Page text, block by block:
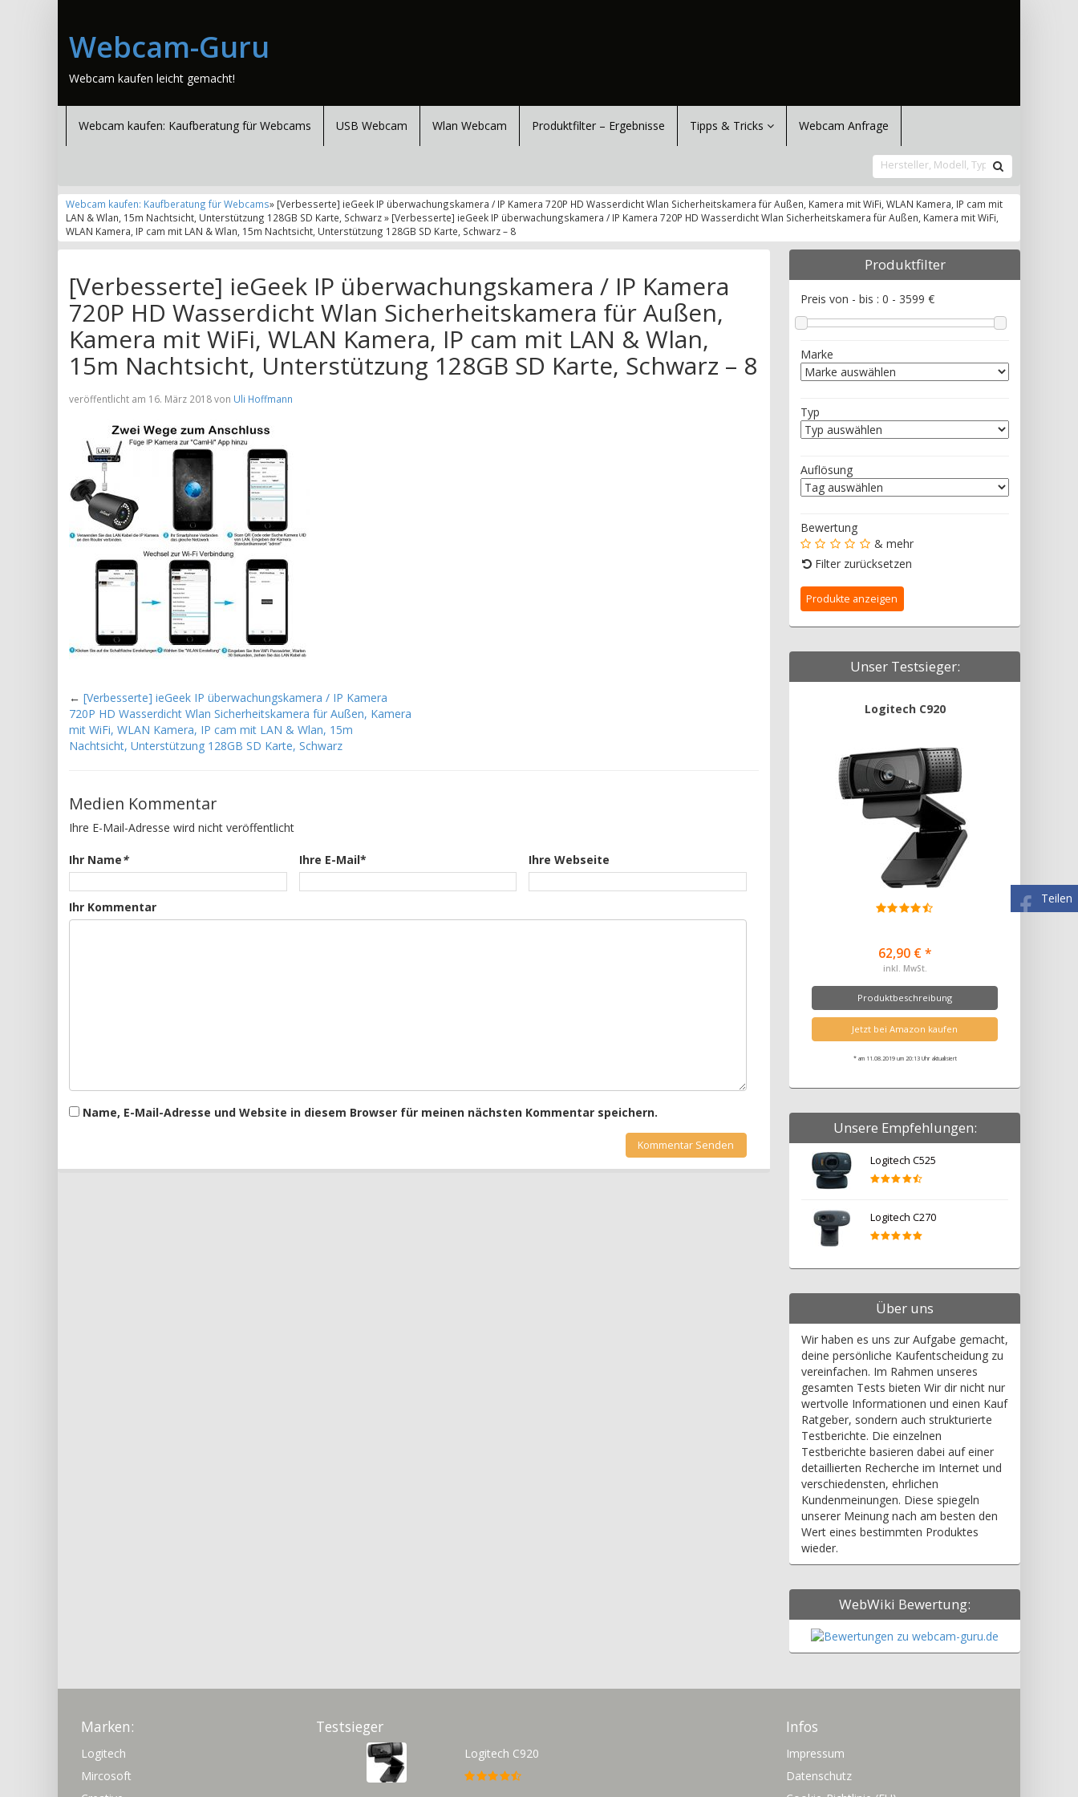
Webcam-Guru
Webcam kaufen leicht gemacht!
Webcam kaufen: Kaufberatung für Webcams USB Webcam Wlan Webcam Produktfilter – Ergebnisse Tipps & Tricks Webcam Anfrage
Webcam kaufen: Kaufberatung für Webcams» [Verbesserte] ieGeek IP überwachungskamera / IP Kamera 720P HD Wasserdicht Wlan Sicherheitskamera für Außen, Kamera mit WiFi, WLAN Kamera, IP cam mit
LAN & Wlan, 15m Nachtsicht, Unterstützung 128GB SD Karte, Schwarz » [Verbesserte] ieGeek IP überwachungskamera / IP Kamera 720P HD Wasserdicht Wlan Sicherheitskamera für Außen, Kamera mit WiFi,
WLAN Kamera, IP cam mit LAN & Wlan, 15m Nachtsicht, Unterstützung 128GB SD Karte, Schwarz – 8
Teilen
[Verbesserte] ieGeek IP überwachungskamera / IP Kamera
720P HD Wasserdicht Wlan Sicherheitskamera für Außen,
Kamera mit WiFi, WLAN Kamera, IP cam mit LAN & Wlan,
15m Nachtsicht, Unterstützung 128GB SD Karte, Schwarz – 8
veröffentlicht am 16. März 2018 von Uli Hoffmann
← [Verbesserte] ieGeek IP überwachungskamera / IP Kamera
720P HD Wasserdicht Wlan Sicherheitskamera für Außen, Kamera
mit WiFi, WLAN Kamera, IP cam mit LAN & Wlan, 15m
Nachtsicht, Unterstützung 128GB SD Karte, Schwarz
Medien Kommentar
Ihre E-Mail-Adresse wird nicht veröffentlicht
Ihr Name* Ihre E-Mail* Ihre Webseite
Ihr Kommentar
Name, E-Mail-Adresse und Website in diesem Browser für meinen nächsten Kommentar speichern.
Produktfilter
Preis von - bis : 0 - 3599 €
Marke
Typ
Auflösung
Bewertung
& mehr
Filter zurücksetzen
Unser Testsieger:
Logitech C920
62,90 € *
inkl. MwSt.
Produktbeschreibung
Jetzt bei Amazon kaufen
* am 11.08.2019 um 20:13 Uhr aktualisiert
Unsere Empfehlungen:
Logitech C525
Logitech C270
Über uns
Wir haben es uns zur Aufgabe gemacht,
deine persönliche Kaufentscheidung zu
vereinfachen. Im Rahmen unseres
gesamten Tests bieten Wir dir nicht nur
wertvolle Informationen und einen Kauf
Ratgeber, sondern auch strukturierte
Testberichte. Die einzelnen
Testberichte basieren dabei auf einer
detaillierten Recherche im Internet und
verschiedensten, ehrlichen
Kundenmeinungen. Diese spiegeln
unserer Meinung nach am besten den
Wert eines bestimmten Produktes
wieder.
WebWiki Bewertung:
Marken:
Logitech
Mircosoft
Testsieger
Logitech C920
Infos
Impressum
Datenschutz